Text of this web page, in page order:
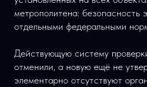
метрополитена: безопасность
отдельными федеральными
Действующую систему
отменили, а новую ещё не
элементарно отсутствуют